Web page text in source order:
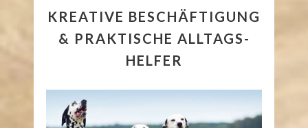
KREATIVE BESCHÄFTIGUNG
& PRAKTISCHE ALLTAGS-
HELFER